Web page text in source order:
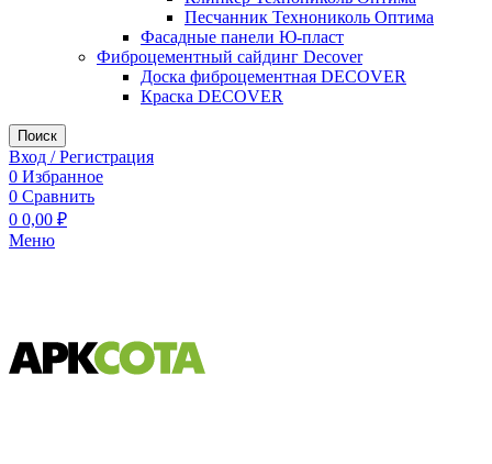
Песчанник Технониколь Оптима
Фасадные панели Ю-пласт
Фиброцементный сайдинг Decover
Доска фиброцементная DECOVER
Краска DECOVER
Поиск
Вход / Регистрация
0 Избранное
0 Сравнить
0 0,00 ₽
Меню